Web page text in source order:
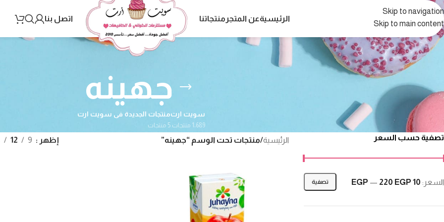
Skip to navigation
Skip to main content
الرئيسيةعن المتجر منتجاتنا اتصل بنا
جهينه
سويت ارت
1٬689 منتجات
منتجات الجديدة فى سويت ارت
5 منتجات
تصفية حسب السعر
تصفية السعر: 10 EGP
— 220 EGP
الرئيسية/منتجات تحت الوسم “جهينه” إظهر 9
12